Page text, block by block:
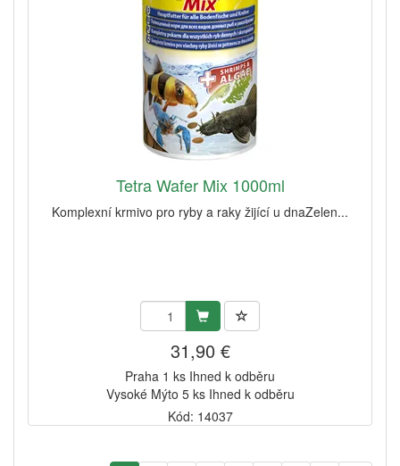
Tetra Wafer Mix 1000ml
Komplexní krmivo pro ryby a raky žijící u dnaZelen...
31,90 €
Praha 1 ks Ihned k odběru
Vysoké Mýto 5 ks Ihned k odběru
Kód: 14037